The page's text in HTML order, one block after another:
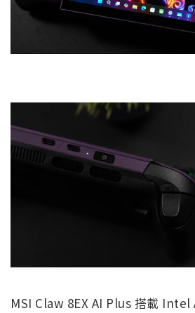
MSI Claw 8EX AI Plus 搭載